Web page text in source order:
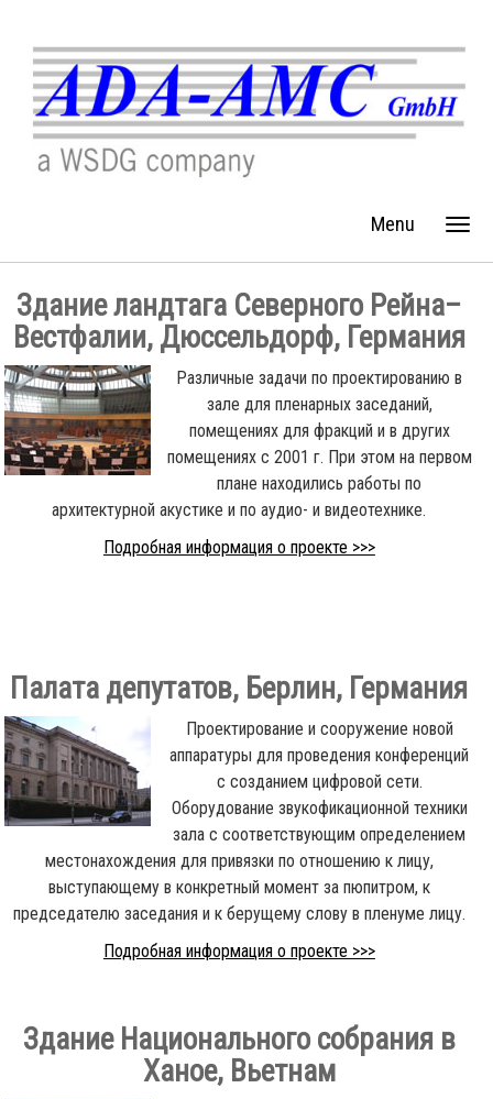
Menu
Здание ландтага Северного Рейна–
Вестфалии, Дюссельдорф, Германия
Различные задачи по проектированию в
зале для пленарных заседаний,
помещениях для фракций и в других
помещениях с 2001 г. При этом на первом
плане находились работы по
архитектурной акустике и по аудио- и видеотехнике.
Подробная информация о проекте >>>
Палата депутатов, Берлин, Германия
Проектирование и сооружение новой
аппаратуры для проведения конференций
с созданием цифровой сети.
Оборудование звукофикационной техники
зала с соответствующим определением
местонахождения для привязки по отношению к лицу,
выступающему в конкретный момент за пюпитром, к
председателю заседания и к берущему слову в пленуме лицу.
Подробная информация о проекте >>>
Здание Национального собрания в
Ханое, Вьетнам